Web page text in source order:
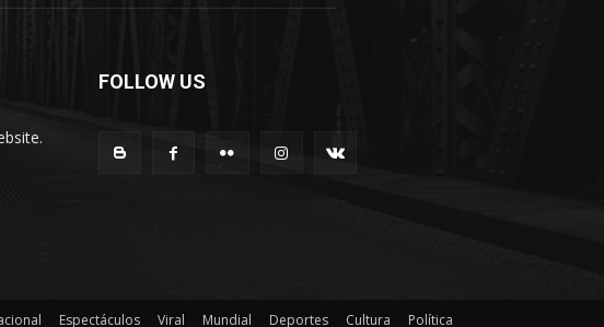
FOLLOW US
Espectáculos Viral Mundial Deportes Cultura Política